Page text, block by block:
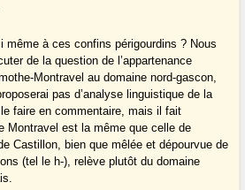
même à ces confins périgourdins ? Nous
de la question de l’appartenance
Montravel au domaine nord-gascon,
pas d’analyse linguistique de la
faire en commentaire, mais il fait
Montravel est la même que celle de
Castillon, bien que mêlée et dépourvue de
(tel le h-), relève plutôt du domaine